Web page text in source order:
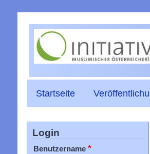
Startseite
Login
Benutzername